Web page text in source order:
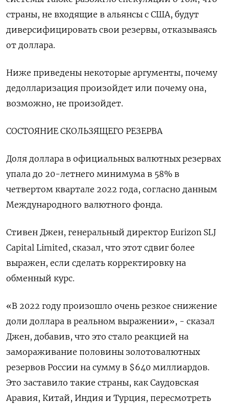
страны, не входящие в альянсы с США, будут
диверсифицировать свои резервы, отказываясь
от доллара.
Ниже приведены некоторые аргументы, почему
дедолларизация произойдет или почему она,
возможно, не произойдет.
СОСТОЯНИЕ СКОЛЬЗЯЩЕГО РЕЗЕРВА
Доля доллара в официальных валютных резервах
упала до 20-летнего минимума в 58% в
четвертом квартале 2022 года, согласно данным
Международного валютного фонда.
Стивен Джен, генеральный директор Eurizon SLJ
Capital Limited, сказал, что этот сдвиг более
выражен, если сделать корректировку на
обменный курс.
«В 2022 году произошло очень резкое снижение
доли доллара в реальном выражении», - сказал
Джен, добавив, что это стало реакцией на
замораживание половины золотовалютных
резервов России на сумму в $640 миллиардов.
Это заставило такие страны, как Саудовская
Аравия, Китай, Индия и Турция, пересмотреть